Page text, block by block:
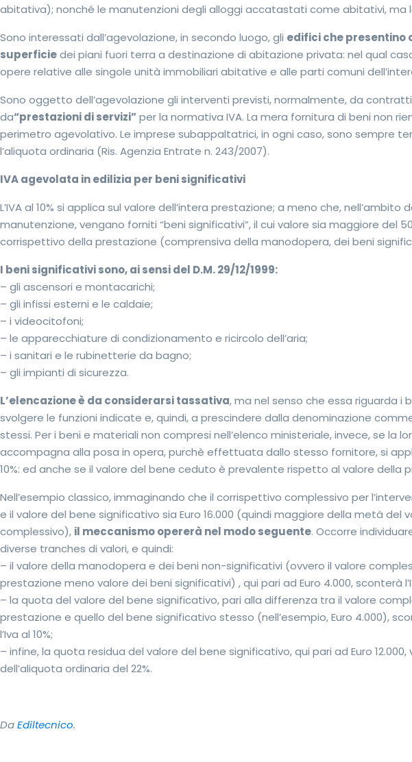
abitativa); nonché le manutenzioni degli alloggi accatastati come abitativi, ma
Sono interessati dall’agevolazione, in secondo luogo, gli edifici che presentino
superficiedei piani fuori terra a destinazione di abitazione privata: nel qual
opere relative alle singole unità immobiliari abitative e alle parti comuni
Sono oggetto dell’agevolazione gli interventi previsti, normalmente, da
da“prestazioni di servizi”per la normativa IVA. La mera fornitura di beni non
perimetro agevolativo. Le imprese subappaltatrici, in ogni caso, sono sempre
l’aliquota ordinaria (Ris. Agenzia Entrate n. 243/2007).
IVA agevolata in edilizia per beni significativi
L’IVA al 10% si applica sul valore dell’intera prestazione; a meno che, nell’ambito
manutenzione, vengano forniti “beni significativi”, il cui valore sia maggiore del
corrispettivo della prestazione (comprensiva della manodopera, dei beni
I beni significativi sono, ai sensi del D.M. 29/12/1999:
– gli ascensori e montacarichi;
– gli infissi esterni e le caldaie;
– i videocitofoni;
– le apparecchiature di condizionamento e ricircolo dell’aria;
– i sanitari e le rubinetterie da bagno;
– gli impianti di sicurezza.
L’elencazione è da considerarsi tassativa, ma nel senso che essa riguarda i
svolgere le funzioni indicate e, quindi, a prescindere dalla denominazione
stessi. Per i beni e materiali non compresi nell’elenco ministeriale, invece, se la
accompagna alla posa in opera, purchè effettuata dallo stesso fornitore, si
10%: ed anche se il valore del bene ceduto è prevalente rispetto al valore della
Nell’esempio classico, immaginando che il corrispettivo complessivo per
e il valore del bene significativo sia Euro 16.000 (quindi maggiore della metà del
complessivo), il meccanismo opererà nel modo seguente. Occorre
diverse tranches di valori, e quindi:
– il valore della manodopera e dei beni non-significativi (ovvero il valore
prestazione meno valore dei beni significativi) , qui pari ad Euro 4.000, sconterà
– la quota del valore del bene significativo, pari alla differenza tra il valore
prestazione e quello del bene significativo stesso (nell’esempio, Euro 4.000),
l’Iva al 10%;
– infine, la quota residua del valore del bene significativo, qui pari ad Euro 12.000,
dell’aliquota ordinaria del 22%.
DaEdiltecnico.